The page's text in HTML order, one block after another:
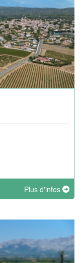
Plus d'infos